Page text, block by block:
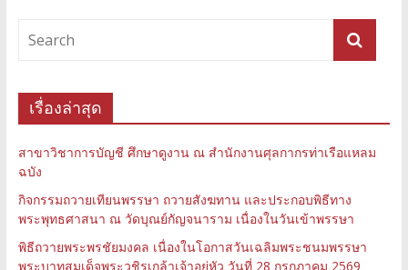
เรื่องล่าสุด
สาขาวิชาการบัญชี ศึกษาดูงาน ณ สำนักงานศุลกากรท่าเรือแหลม
ฉบัง
กิจกรรมถวายเทียนพรรษา ถวายสังฆทาน และประกอบพิธีทาง
พระพุทธศาสนา ณ วัดบุณย์กัญจนาราม เนื่องในวันเข้าพรรษา
พิธีถวายพระพรชัยมงคล เนื่องในโอกาสวันเฉลิมพระชนมพรรษา
พระบาทสมเด็จพระวชิรเกล้าเจ้าอยู่หัว วันที่ 28 กรกฎาคม 2569